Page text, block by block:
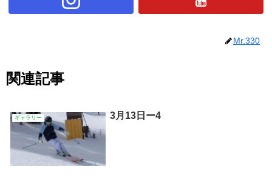
Mr.330
関連記事
ギャラリー 3月13日ー4